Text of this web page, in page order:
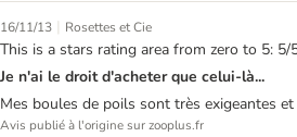
16/11/13 | Rosettes et Cie
This is a stars rating area from zero to 5: 5/
Je n'ai le droit d'acheter que celui-là...
Mes boules de poils sont très exigeantes
Avis publié à l'origine sur zooplus.fr